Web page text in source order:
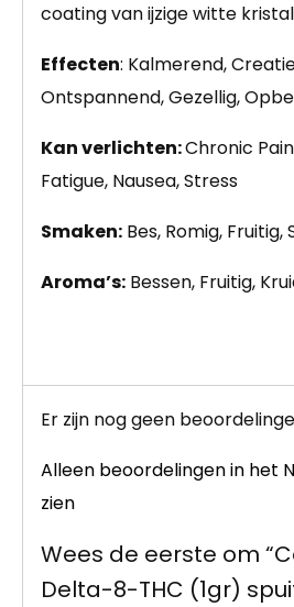
coating van ijzige witte
Effecten: Kalmerend,
Ontspannend, Gezellig,
Kan verlichten:Chronic
Fatigue, Nausea, Stress
Smaken: Bes, Romig, Fruitig,
Aroma’s: Bessen, Fruitig,
Er zijn nog geen
Alleen beoordelingen in het
zien
Wees de eerste om
Delta-8-THC (1gr)